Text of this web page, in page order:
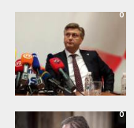
0
0